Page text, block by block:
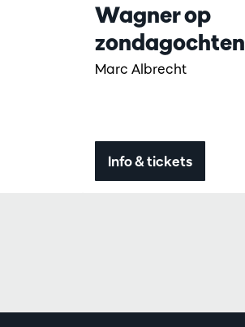
Wagner op
Marc Albrecht
Info & tickets